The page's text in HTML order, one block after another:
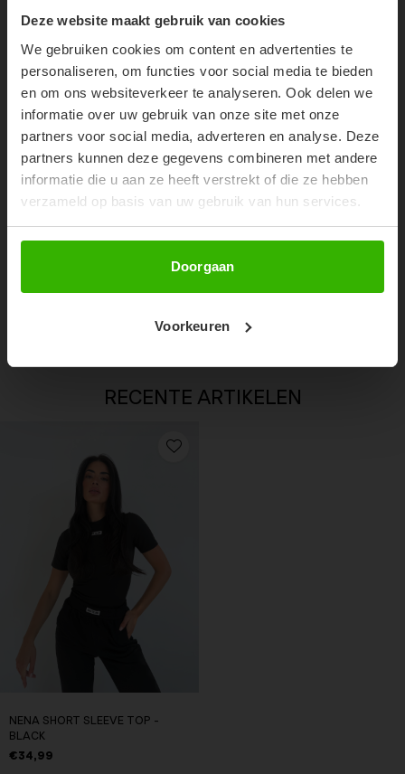
Deze website maakt gebruik van cookies
We gebruiken cookies om content en advertenties te
personaliseren, om functies voor social media te bieden
en om ons websiteverkeer te analyseren. Ook delen we
informatie over uw gebruik van onze site met onze
partners voor social media, adverteren en analyse. Deze
partners kunnen deze gegevens combineren met andere
informatie die u aan ze heeft verstrekt of die ze hebben
verzameld op basis van uw gebruik van hun services.
Doorgaan
Voorkeuren
10% OFF YOUR FIRST
ORDER!
Don't miss out on our trendy new drops or exclusive
€69,99
RECENTE ARTIKELEN
NENA SHORT SLEEVE TOP -
BLACK
€34,99